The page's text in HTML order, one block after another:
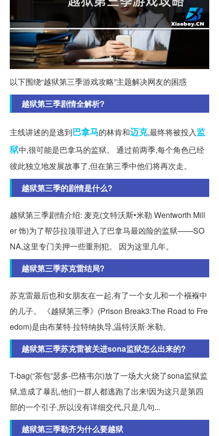
以下围绕“越狱第三季游戏攻略”主题解决网友的困惑
越狱第三季剧情全解析?
主线讲述的是逃到巴拿马的林肯和迈克,最终将被投入监
狱中,很可能是巴拿马的监狱。 通过前两季,每个角色已经
彼此独立地发展故事了,但在第三季中他们将再次走。
越狱第三季的剧情是什么?
越狱第三季剧情介绍: 麦克(文特沃斯•米勒 Wentworth Mill
er 饰)为了帮莎拉顶罪进入了巴拿马最凶险的监狱——SO
NA,这里专门关押一些重刑犯。 因为这里几年。
越狱第三季苏克雷结局?
苏克雷最后也和女朋友在一起,有了一个女儿和一个襁褓中
的儿子。 《越狱第三季》(Prison Break3:The Road to Fre
edom)是由布莱特·拉特纳执导,温特沃斯·米勒。
越狱第三季苏克雷被关进sona监狱怎么出来的?
T-bag(“茶包”瑟多-巴格韦尔)放了一场大火烧了sona监狱监
狱,造成了暴乱,他们一群人都逃跑了出来!因为这只是第四
部的一个引子,所以没有详细交代,只是几句...
越狱第三季勒齐为什么要越狱